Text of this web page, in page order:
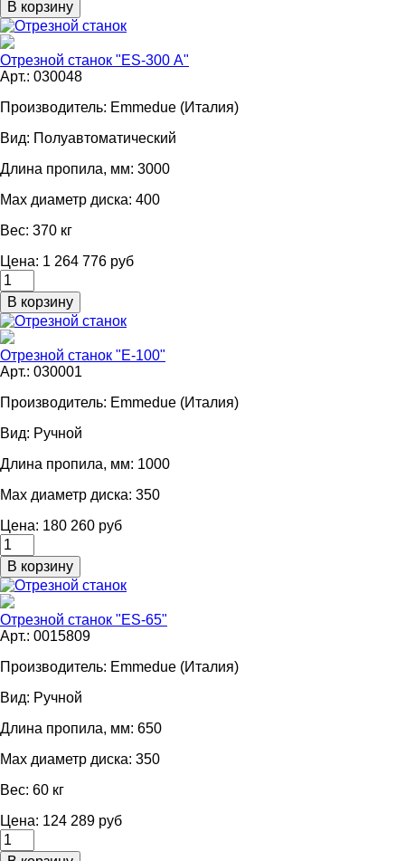
Отрезной станок "ES-300 А"
Арт.: 030048
Производитель: Emmedue (Италия)
Вид: Полуавтоматический
Длина пропила, мм: 3000
Мах диаметр диска: 400
Вес: 370 кг
Цена: 1 264 776 руб
Отрезной станок "E-100"
Арт.: 030001
Производитель: Emmedue (Италия)
Вид: Ручной
Длина пропила, мм: 1000
Мах диаметр диска: 350
Цена: 180 260 руб
Отрезной станок "ES-65"
Арт.: 0015809
Производитель: Emmedue (Италия)
Вид: Ручной
Длина пропила, мм: 650
Мах диаметр диска: 350
Вес: 60 кг
Цена: 124 289 руб